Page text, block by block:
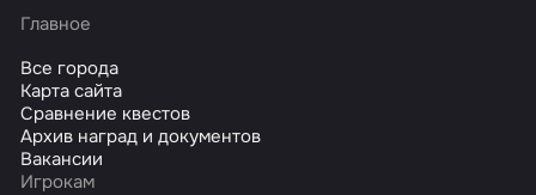
Главное
Все города
Карта сайта
Сравнение квестов
Архив наград и документов
Вакансии
Игрокам